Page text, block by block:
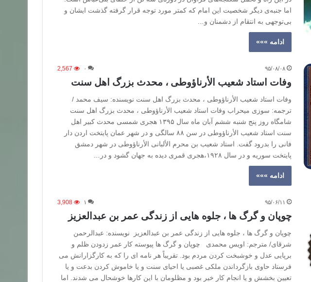
اما جنبه‌ی دیگر شخصیت این امام که کمتر مورد توجه قرار گرفته گذشت ایشان و
بی‌توجهی به انتقام از دشمنان و…
ادامه »»»
۹۵/۰۸/۰۸ ۰ 2,567
وفات استاد شعیب الأرناؤوطی ، محدث بزرگ اهل سنت
وفات استاد شعیب الأرناؤوطی ، محدث بزرگ اهل سنت نویسنده: سیف محمد /
ترجمه: سوزی میحراب وفات استاد شعیب الأرناؤوطی ، محدث بزرگ اهل سنت
شامگاه روز پنج شنبه ششم آبان ماه سال ۱۳۹۵ هجری شمسی محدث کبیر اهل
سنت استاد شعیب الأرناؤوطی در سن ۸۸ سالگی و در شهر عمان پایتخت اردن دار
فانی را بدرود گفت. استاد شعیب بن محرم الألبانی الأرناؤوطی در شهر دمشق
پایتخت سوریه و در سال ۱۹۲۸،هجری قمری دیده به جهان گشود و در…
ادامه »»»
۹۵/۰۶/۱۱ ۱ 3,908
چوپان و گرگ ها ، جلوه هایی از زندگی عمر بن عبدالعزیز
چوپان و گرگ ها ، جلوه هایی از زندگی عمر بن عبدالعزیز نویسنده: عبدالرحمن
شرقای/ مترجم: اویس محمدی چوپان و گرگ ها پیوسته کار عمر زدودن ظلم و
برپایی عدل و خوشبخت کردن مردم بود. تقریباً هر نامه ای را که به کارگزارانش می
فرستاد حاوی بازگرداندن ملکی غصبی یا احیای سنت و یا خاموش کردن بدعت و یا
تعیین بخشش و یا انجام کار خیر بود و مظلومان با این کارها خوشحال می شدند. اما